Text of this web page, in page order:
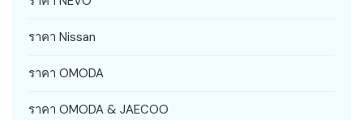
ราคา Nissan
ราคา OMODA
ราคา OMODA & JAECOO